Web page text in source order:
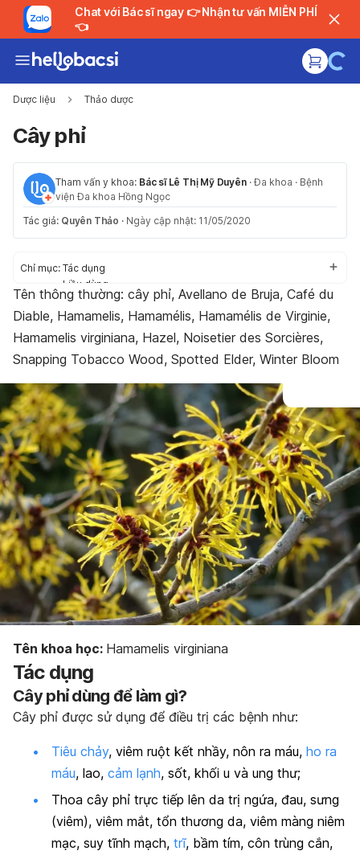
Chat với Bác sĩ ngay 👉 Nhận tư vấn MIỄN PHÍ
👈
Dược liệu Thảo dược
Cây phỉ
Tham vấn y khoa: Bác sĩ Lê Thị Mỹ Duyên ·Đa khoa · Bệnh
viện Đa khoa Hồng Ngọc
Tác giả: Quyên Thảo · Ngày cập nhật: 11/05/2020
Chỉ mục: Tác dụng
Liều dùng
Tác dụng phụ
Thận trọng
Tương tác
Tên thông thường: cây phỉ, Avellano de Bruja, Café du
Diable, Hamamelis, Hamamélis, Hamamélis de Virginie,
Hamamelis virginiana, Hazel, Noisetier des Sorcières,
Snapping Tobacco Wood, Spotted Elder, Winter Bloom
Tên khoa học: Hamamelis virginiana
Tác dụng
Cây phỉ dùng để làm gì?
Cây phỉ được sử dụng để điều trị các bệnh như:
Tiêu chảy, viêm ruột kết nhầy, nôn ra máu, ho ra
máu, lao, cảm lạnh, sốt, khối u và ung thư;
Thoa cây phỉ trực tiếp lên da trị ngứa, đau, sưng
(viêm), viêm mắt, tổn thương da, viêm màng niêm
mạc, suy tĩnh mạch, trĩ, bầm tím, côn trùng cắn,